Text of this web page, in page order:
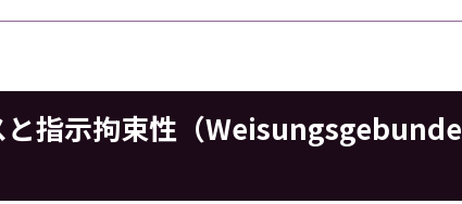
と指示拘束性（Weisungsgebunde